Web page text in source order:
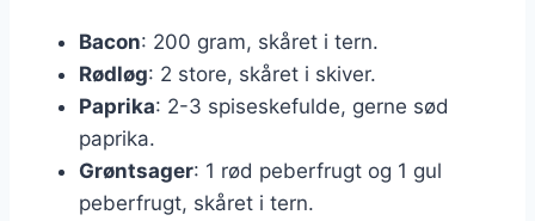
Bacon: 200 gram, skåret i tern.
Rødløg: 2 store, skåret i skiver.
Paprika: 2-3 spiseskefulde, gerne sød
paprika.
Grøntsager: 1 rød peberfrugt og 1 gul
peberfrugt, skåret i tern.